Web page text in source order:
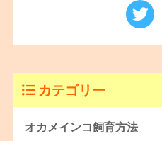
カテゴリー
オカメインコ飼育方法